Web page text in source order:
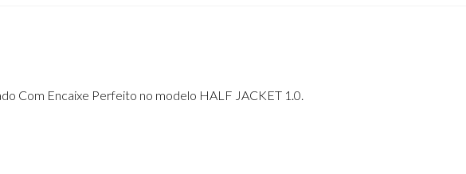
Com Encaixe Perfeito no modelo HALF JACKET 1.0.